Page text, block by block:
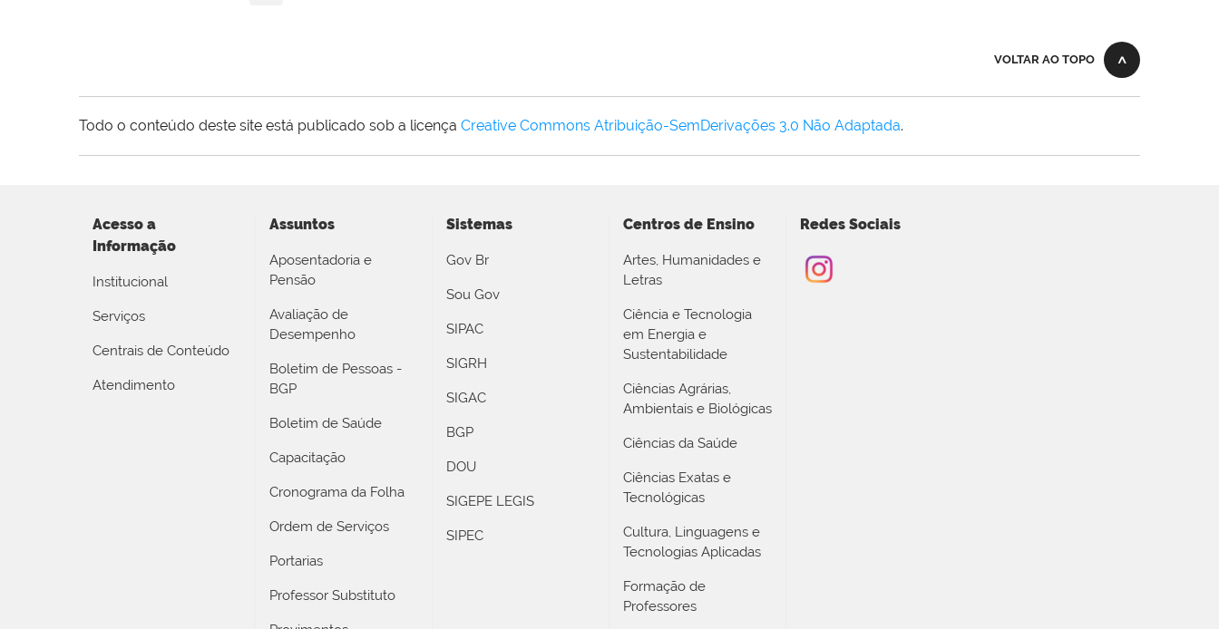
VOLTAR AO TOPO
Todo o conteúdo deste site está publicado sob a licença Creative Commons Atribuição-SemDerivações 3.0 Não Adaptada.
Acesso a
Informação
Institucional
Serviços
Centrais de Conteúdo
Atendimento
Assuntos
Aposentadoria e
Pensão
Avaliação de
Desempenho
Boletim de Pessoas -
BGP
Boletim de Saúde
Capacitação
Cronograma da Folha
Ordem de Serviços
Portarias
Professor Substituto
Sistemas
Gov Br
Sou Gov
SIPAC
SIGRH
SIGAC
BGP
DOU
SIGEPE LEGIS
SIPEC
Centros de Ensino
Artes, Humanidades e
Letras
Ciência e Tecnologia
em Energia e
Sustentabilidade
Ciências Agrárias,
Ambientais e Biológicas
Ciências da Saúde
Ciências Exatas e
Tecnológicas
Cultura, Linguagens e
Tecnologias Aplicadas
Formação de
Professores
Redes Sociais